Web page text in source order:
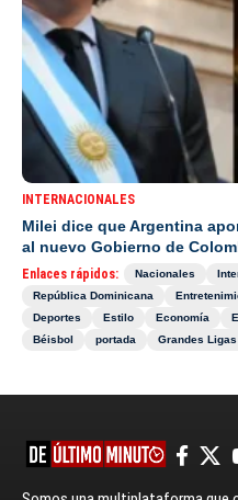
INTERNACIONALES
Milei dice que Argentina
al nuevo Gobierno de
Enlaces rápidos: Nacionales
República Dominicana
Deportes
Estilo Economía
Béisbol
portada Grandes Ligas